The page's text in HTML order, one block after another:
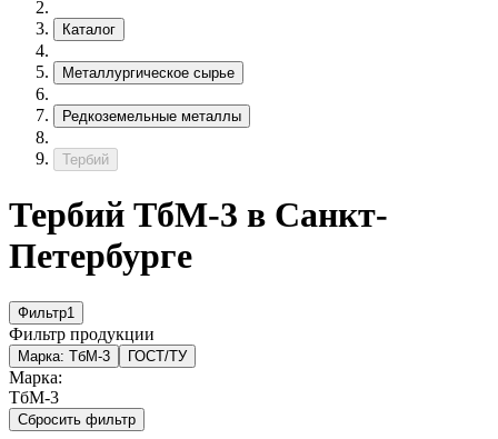
Каталог
Металлургическое сырье
Редкоземельные металлы
Тербий
Тербий ТбМ-3 в Санкт-
Петербурге
Фильтр1
Фильтр продукции
Марка: ТбМ-3 ГОСТ/ТУ
Марка:
ТбМ-3
Сбросить фильтр